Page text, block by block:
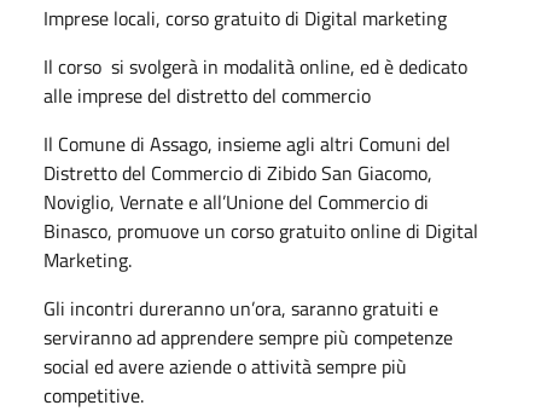
Imprese locali, corso gratuito di Digital marketing
Il corso si svolgerà in modalità online, ed è dedicato
alle imprese del distretto del commercio
Il Comune di Assago, insieme agli altri Comuni del
Distretto del Commercio di Zibido San Giacomo,
Noviglio, Vernate e all’Unione del Commercio di
Binasco, promuove un corso gratuito online di Digital
Marketing.
Gli incontri dureranno un’ora, saranno gratuiti e
serviranno ad apprendere sempre più competenze
social ed avere aziende o attività sempre più
competitive.